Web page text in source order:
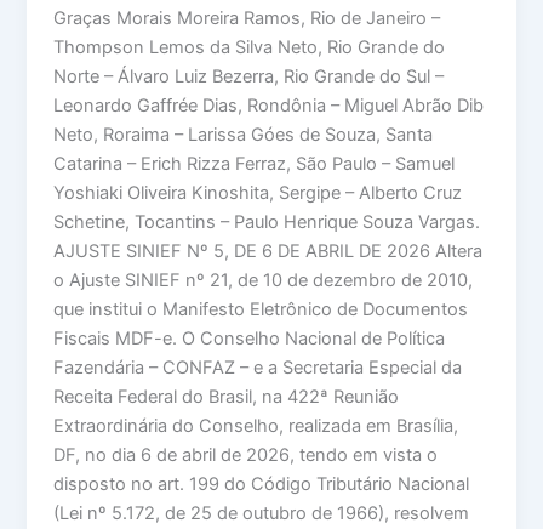
Graças Morais Moreira Ramos, Rio de Janeiro –
Thompson Lemos da Silva Neto, Rio Grande do
Norte – Álvaro Luiz Bezerra, Rio Grande do Sul –
Leonardo Gaffrée Dias, Rondônia – Miguel Abrão Dib
Neto, Roraima – Larissa Góes de Souza, Santa
Catarina – Erich Rizza Ferraz, São Paulo – Samuel
Yoshiaki Oliveira Kinoshita, Sergipe – Alberto Cruz
Schetine, Tocantins – Paulo Henrique Souza Vargas.
AJUSTE SINIEF Nº 5, DE 6 DE ABRIL DE 2026 Altera
o Ajuste SINIEF nº 21, de 10 de dezembro de 2010,
que institui o Manifesto Eletrônico de Documentos
Fiscais MDF-e. O Conselho Nacional de Política
Fazendária – CONFAZ – e a Secretaria Especial da
Receita Federal do Brasil, na 422ª Reunião
Extraordinária do Conselho, realizada em Brasília,
DF, no dia 6 de abril de 2026, tendo em vista o
disposto no art. 199 do Código Tributário Nacional
(Lei nº 5.172, de 25 de outubro de 1966), resolvem